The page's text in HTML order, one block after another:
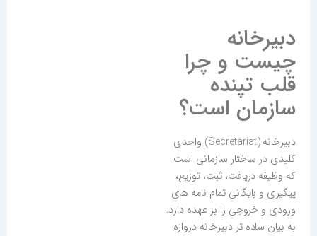
دبیرخانه
چیست و چرا
قلب تپنده
سازمان است؟
دبیرخانه (Secretariat) واحدی
کلیدی در ساختار سازمانی است
که وظیفه دریافت، ثبت، توزیع،
پیگیری و بایگانی تمام نامه های
ورودی و خروجی را بر عهده دارد.
به بیان ساده تر دبیرخانه دروازه